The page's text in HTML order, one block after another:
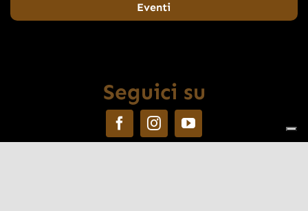
Eventi
Seguici su